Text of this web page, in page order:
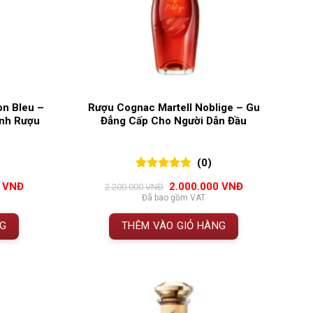
Bleu –
Rượu
VNĐGiá
Rượu Cognac Martell Noblige – Gu
Đẳng Cấp Cho Người Dẫn Đầu
đánh giá
(0)
2.200.000VNĐ
Giá
gốc
là:
2.200.000 VNĐ.
2.000.000 VNĐGiá
Đã bao gồm VAT
THÊM VÀO GIỎ HÀNG